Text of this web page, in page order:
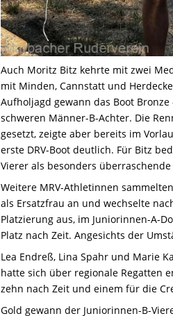
Auch Moritz Bitz kehrte mit zwei
mit Minden, Cannstatt und
Aufholjagd gewann das Boot
schweren Männer-B-Achter. Die
gesetzt, zeigte aber bereits im
erste DRV-Boot deutlich. Für Bitz
Vierer als besonders
Weitere MRV-Athletinnen
als Ersatzfrau an und wechselte
Platzierung aus, im Juniorinnen-A-
Platz nach Zeit. Angesichts der
Lea Endreß, Lina Spahr und Marie
hatte sich über regionale Regatten
zehn nach Zeit und einem für die
Gold gewann der Juniorinnen-B-